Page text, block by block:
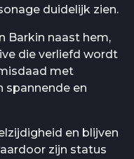
duidelijk zien.
Barkin naast hem,
die verliefd wordt
met
spannende en
en blijven
zijn status